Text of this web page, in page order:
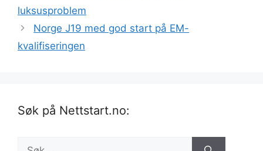
luksusproblem
Norge J19 med god start på EM-
kvalifiseringen
Søk på Nettstart.no: